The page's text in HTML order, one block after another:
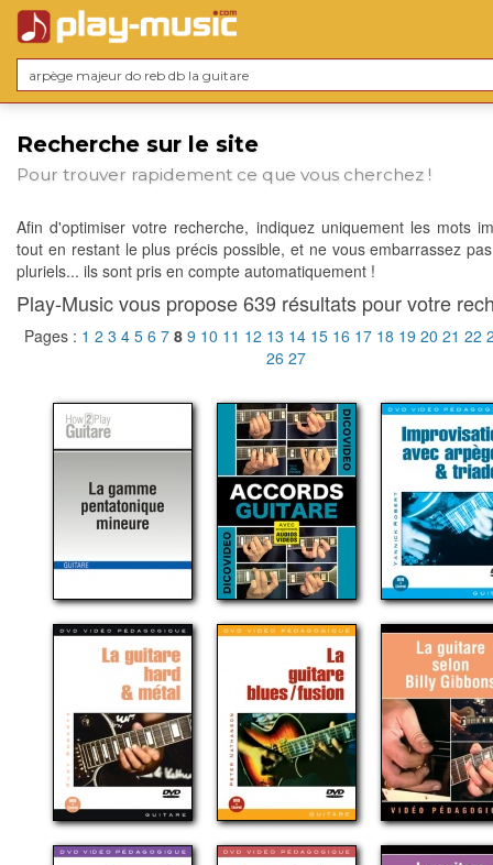
Recherche sur le site
Pour trouver rapidement ce que vous cherchez !
Afin d'optimiser votre recherche, indiquez uniquement les mots
tout en restant le plus précis possible, et ne vous embarrassez
pluriels... ils sont pris en compte automatiquement !
Play-Music vous propose 639 résultats pour votre
Pages : 1 2 3 4 5 6 7 8 9 10 11 12 13 14 15 16 17 18 19 20 21 22
26 27